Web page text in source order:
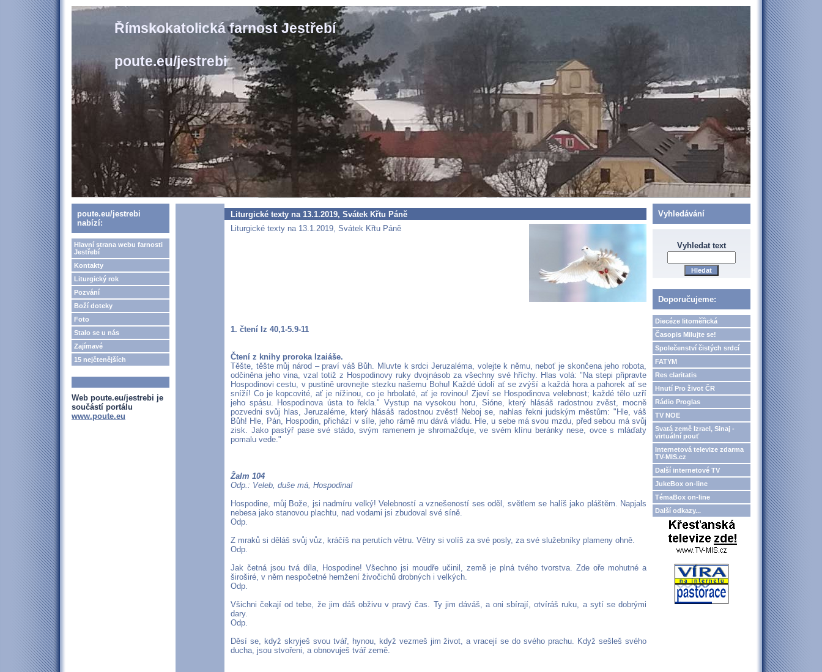
Římskokatolická farnost Jestřebí
poute.eu/jestrebi
poute.eu/jestrebi
nabízí:
Hlavní strana webu farnosti
Jestřebí
Kontakty
Liturgický rok
Pozvání
Boží doteky
Foto
Stalo se u nás
Zajímavé
15 nejčtenějších
Web poute.eu/jestrebi je
součástí portálu
www.poute.eu
Liturgické texty na 13.1.2019, Svátek Křtu Páně
Liturgické texty na 13.1.2019, Svátek Křtu Páně
1. čtení Iz 40,1-5.9-11
Čtení z knihy proroka Izaiáše.
Těšte, těšte můj národ – praví váš Bůh. Mluvte k srdci Jeruzaléma, volejte k němu, neboť je skončena jeho robota,
odčiněna jeho vina, vzal totiž z Hospodinovy ruky dvojnásob za všechny své hříchy. Hlas volá: "Na stepi připravte
Hospodinovi cestu, v pustině urovnejte stezku našemu Bohu! Každé údolí ať se zvýší a každá hora a pahorek ať se
sníží! Co je kopcovité, ať je nížinou, co je hrbolaté, ať je rovinou! Zjeví se Hospodinova velebnost; každé tělo uzří
jeho spásu. Hospodinova ústa to řekla." Vystup na vysokou horu, Sióne, který hlásáš radostnou zvěst, mocně
pozvedni svůj hlas, Jeruzaléme, který hlásáš radostnou zvěst! Neboj se, nahlas řekni judským městům: "Hle, váš
Bůh! Hle, Pán, Hospodin, přichází v síle, jeho rámě mu dává vládu. Hle, u sebe má svou mzdu, před sebou má svůj
zisk. Jako pastýř pase své stádo, svým ramenem je shromažďuje, ve svém klínu beránky nese, ovce s mláďaty
pomalu vede."
Žalm 104
Odp.: Veleb, duše má, Hospodina!
Hospodine, můj Bože, jsi nadmíru velký! Velebností a vznešeností ses oděl, světlem se halíš jako pláštěm. Napjals
nebesa jako stanovou plachtu, nad vodami jsi zbudoval své síně.
Odp.
Z mraků si děláš svůj vůz, kráčíš na perutích větru. Větry si volíš za své posly, za své služebníky plameny ohně.
Odp.
Jak četná jsou tvá díla, Hospodine! Všechno jsi moudře učinil, země je plná tvého tvorstva. Zde oře mohutné a
široširé, v něm nespočetné hemžení živočichů drobných i velkých.
Odp.
Všichni čekají od tebe, že jim dáš obživu v pravý čas. Ty jim dáváš, a oni sbírají, otvíráš ruku, a sytí se dobrými
dary.
Odp.
Děsí se, když skryješ svou tvář, hynou, když vezmeš jim život, a vracejí se do svého prachu. Když sešleš svého
ducha, jsou stvořeni, a obnovuješ tvář země.
Vyhledávání
Vyhledat text
Doporučujeme:
Diecéze litoměřická
Časopis Milujte se!
Společenství čistých srdcí
FATYM
Res claritatis
Hnutí Pro život ČR
Rádio Proglas
TV NOE
Svatá země Izrael, Sinaj -
virtuální pouť
Internetová televize zdarma
TV-MIS.cz
Další internetové TV
JukeBox on-line
TémaBox on-line
Další odkazy...